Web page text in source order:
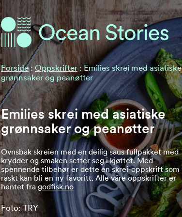
Ocean Stories
Ocean Stories
Forside:Oppskrifter :Emilies skrei med asiatiske
grønnsaker og peanøtter
Emilies skrei med asiatiske
grønnsaker og peanøtter
Ovnsbak skreien med en deilig saus fullpakket med
krydder og smaken setter seg i kjøttet. Med
spennende tilbehør er dette en skrei-oppskrift som
raskt kan bli en ny favoritt. Alle våre oppskrifter er
hentet fra godfisk.no
Foto: TRY